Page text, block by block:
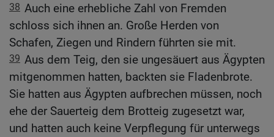
38 Auch eine erhebliche Zahl von Fremden
schloss sich ihnen an. Große Herden von
Schafen, Ziegen und Rindern führten sie mit.
39 Aus dem Teig, den sie ungesäuert aus Ägypten
mitgenommen hatten, backten sie Fladenbrote.
Sie hatten aus Ägypten aufbrechen müssen, noch
ehe der Sauerteig dem Brotteig zugesetzt war,
und hatten auch keine Verpflegung für unterwegs